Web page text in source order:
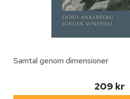
Samtal genom dimensioner
209 kr